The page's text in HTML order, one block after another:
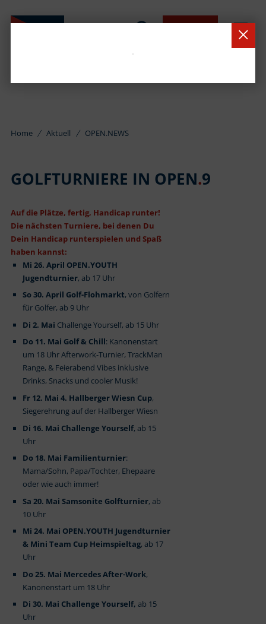
Home Aktuell OPEN.NEWS
GOLFTURNIERE IN OPEN.9
Auf die Plätze, fertig, Handicap runter!
Die nächsten Turniere, bei denen Du
Dein Handicap runterspielen und Spaß
haben kannst:
Mi 26. April OPEN.YOUTH
Jugendturnier, ab 17 Uhr
So 30. April Golf-Flohmarkt, von Golfern
für Golfer, ab 9 Uhr
Di 2. Mai Challenge Yourself, ab 15 Uhr
Do 11. Mai Golf & Chill: Kanonenstart
um 18 Uhr Afterwork-Turnier, TrackMan
Range, & Feierabend Vibes inklusive
Drinks, Snacks und cooler Musik!
Fr 12. Mai 4. Hallberger Wiesn Cup,
Siegerehrung auf der Hallberger Wiesn
Di 16. Mai Challenge Yourself, ab 15
Uhr
Do 18. Mai Familienturnier:
Mama/Sohn, Papa/Tochter, Ehepaare
oder wie auch immer!
Sa 20. Mai Samsonite Golfturnier, ab
10 Uhr
Mi 24. Mai OPEN.YOUTH Jugendturnier
& Mini Team Cup Heimspieltag, ab 17
Uhr
Do 25. Mai Mercedes After-Work,
Kanonenstart um 18 Uhr
Di 30. Mai Challenge Yourself, ab 15
Uhr